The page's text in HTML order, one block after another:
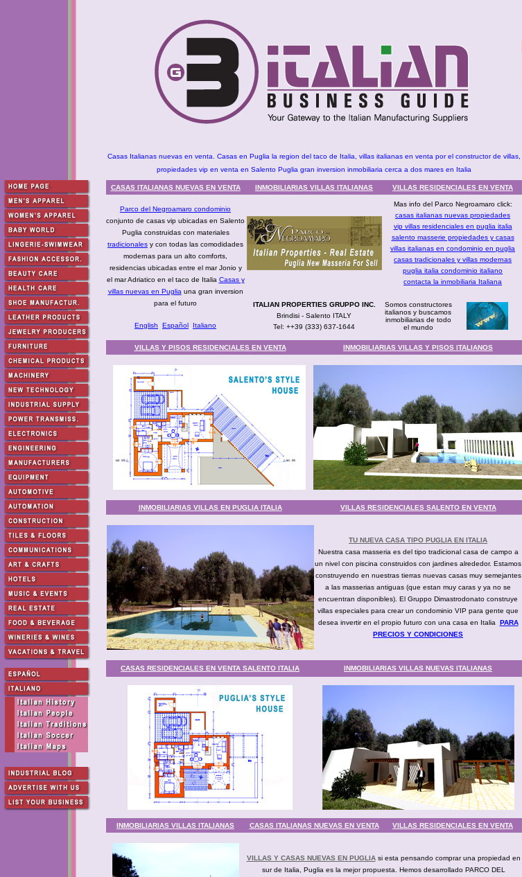
Casas Italianas nuevas en venta. Casas en Puglia la region del taco de Italia, villas italianas en venta por el constructor de villas,
propiedades vip en venta en Salento Puglia gran inversion inmobiliaria cerca a dos mares en Italia
CASAS ITALIANAS NUEVAS EN VENTA INMOBILIARIAS VILLAS ITALIANAS VILLAS RESIDENCIALES EN VENTA
Parco del Negroamaro condominio
conjunto de casas vip ubicadas en Salento
Puglia construidas con materiales
tradicionales y con todas las comodidades
modernas para un alto comforts,
residencias ubicadas entre el mar Jonio y
el mar Adriatico en el taco de Italia Casas y
villas nuevas en Puglia una gran inversion
para el futuro
English Español Italiano
Mas info del Parco Negroamaro click:
casas italianas nuevas propiedades
vip villas residenciales en puglia italia
salento masserie propiedades y casas
villas italianas en condominio en puglia
casas tradicionales y villas modernas
puglia italia condominio italiano
contacta la inmobiliaria Italiana
ITALIAN PROPERTIES GRUPPO INC.
Brindisi - Salento ITALY
Tel: ++39 (333) 637-1644
Somos constructores
italianos y buscamos
inmobiliarias de todo
el mundo
VILLAS Y PISOS RESIDENCIALES EN VENTA INMOBILIARIAS VILLAS Y PISOS ITALIANOS
INMOBILIARIAS VILLAS EN PUGLIA ITALIA VILLAS RESIDENCIALES SALENTO EN VENTA
TU NUEVA CASA TIPO PUGLIA EN ITALIA
Nuestra casa masseria es del tipo tradicional casa de campo a
un nivel con piscina construidos con jardines alrededor. Estamos
construyendo en nuestras tierras nuevas casas muy semejantes
a las masserias antiguas (que estan muy caras y ya no se
encuentran disponibles). El Gruppo Dimastrodonato construye
villas especiales para crear un condominio VIP para gente que
desea invertir en el propio futuro con una casa en Italia PARA
PRECIOS Y CONDICIONES
CASAS RESIDENCIALES EN VENTA SALENTO ITALIA INMOBILIARIAS VILLAS NUEVAS ITALIANAS
INMOBILIARIAS VILLAS ITALIANAS CASAS ITALIANAS NUEVAS EN VENTA VILLAS RESIDENCIALES EN VENTA
VILLAS Y CASAS NUEVAS EN PUGLIAsi esta pensando comprar una propiedad en
sur de Italia, Puglia es la mejor propuesta. Hemos desarrollado PARCO DEL